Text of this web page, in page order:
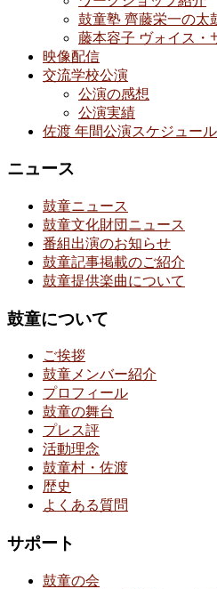
鼓童塾 齊藤栄一の太
藤本容子 ヴォイス・
映像配信
交流学校公演
公演の感想
公演実績
佐渡 年間公演スケジュール
ニュース
鼓童ニュース
鼓童文化財団ニュース
番組出演のお知らせ
鼓童記事掲載のご紹介
鼓童提供楽曲について
鼓童について
ご挨拶
鼓童メンバー紹介
プロフィール
鼓童の舞台
プレス評
活動理念
鼓童村・佐渡
歴史
よくある質問
サポート
鼓童の会